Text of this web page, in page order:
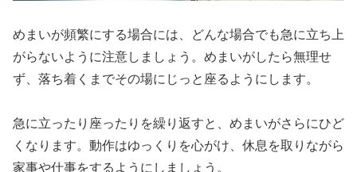
めまいが頻繁にする場合には、どんな場合でも急に立ち上
がらないように注意しましょう。めまいがしたら無理せ
ず、落ち着くまでその場にじっと座るようにします。
急に立ったり座ったりを繰り返すと、めまいがさらにひど
くなります。動作はゆっくりを心がけ、休息を取りながら
家事や仕事をするようにしましょう。